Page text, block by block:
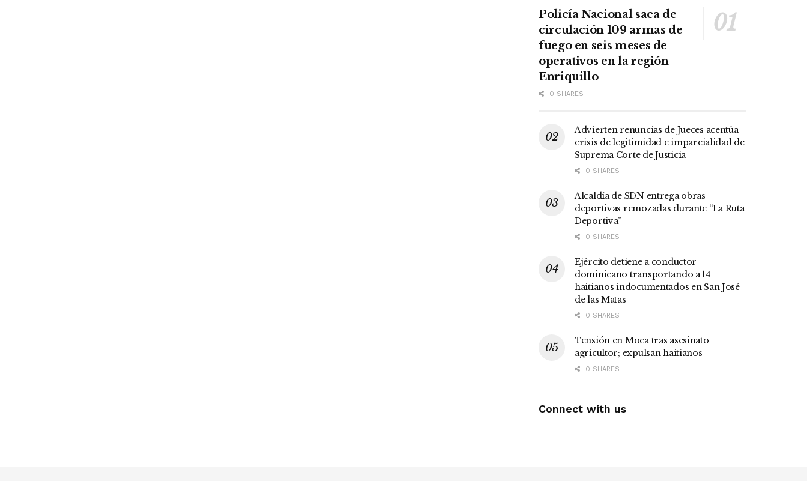
Policía Nacional saca de
circulación 109 armas de
fuego en seis meses de
operativos en la región
Enriquillo
0 SHARES
Advierten renuncias de Jueces acentúa
crisis de legitimidad e imparcialidad de
Suprema Corte de Justicia
0 SHARES
Alcaldía de SDN entrega obras
deportivas remozadas durante “La Ruta
Deportiva”
0 SHARES
Ejército detiene a conductor
dominicano transportando a 14
haitianos indocumentados en San José
de las Matas
0 SHARES
Tensión en Moca tras asesinato
agricultor; expulsan haitianos
0 SHARES
Connect with us